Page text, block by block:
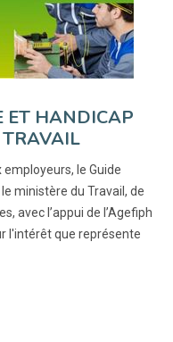
ET HANDICAP
employeurs, le Guide
ministère du Travail, de
avec l’appui de l’Agefiph
l'intérêt que représente